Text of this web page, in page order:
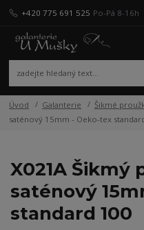
+420 775 691 525 Po-Pá 8-16h
Úvod Galanterie Šikmé
saténový 15mm - Oeko-tex
X021A Šikmý
saténový
standard 100